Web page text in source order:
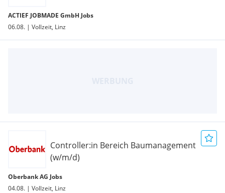
ACTIEF JOBMADE GmbH Jobs
06.08. | Vollzeit, Linz
Controller:in Bereich Baumanagement
(w/m/d)
Oberbank AG Jobs
04.08. | Vollzeit, Linz